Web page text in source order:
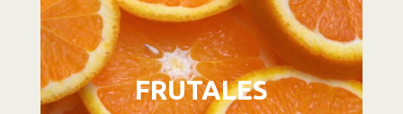
de
vídeo
FRUTALES